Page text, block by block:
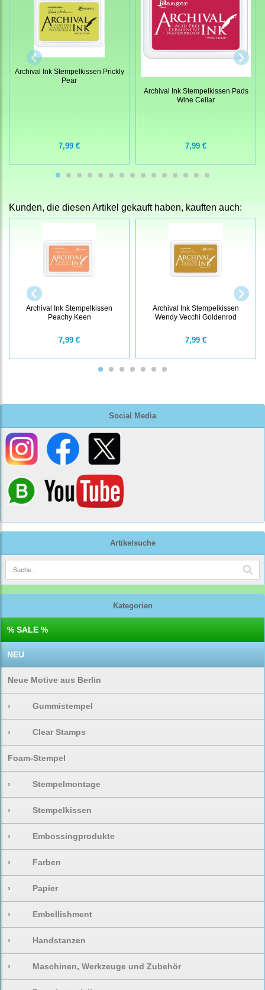
Social Media
Artikelsuche
Kategorien
% SALE %
NEU
Neue Motive aus Berlin
› Gummistempel
› Clear Stamps
Foam-Stempel
› Stempelmontage
› Stempelkissen
› Embossingprodukte
› Farben
› Papier
› Embellishment
› Handstanzen
› Maschinen, Werkzeuge und Zubehör
Archival Ink Stempelkissen Prickly
Pear
7,99 €
Archival Ink Stempelkissen Pads
Wine Cellar
7,99 €
Kunden, die diesen Artikel gekauft haben, kauften auch:
Archival Ink Stempelkissen
Peachy Keen
7,99 €
Archival Ink Stempelkissen
Wendy Vecchi Goldenrod
7,99 €